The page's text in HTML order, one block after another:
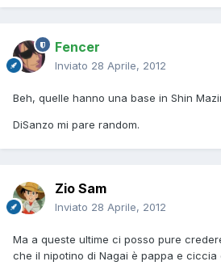
Fencer
Inviato 28 Aprile, 2012
Beh, quelle hanno una base in Shin
DiSanzo mi pare random.
Zio Sam
Inviato 28 Aprile, 2012
Ma a queste ultime ci posso pure
che il nipotino di Nagai è pappa e ciccia